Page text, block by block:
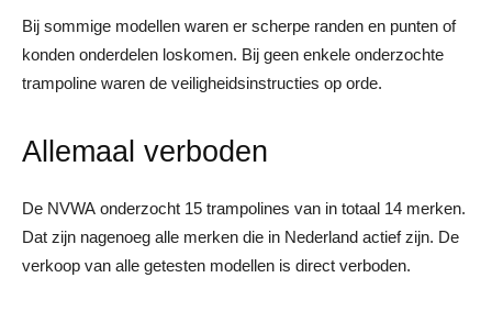
Bij sommige modellen waren er scherpe randen en punten of
konden onderdelen loskomen. Bij geen enkele onderzochte
trampoline waren de veiligheidsinstructies op orde.
Allemaal verboden
De NVWA onderzocht 15 trampolines van in totaal 14 merken.
Dat zijn nagenoeg alle merken die in Nederland actief zijn. De
verkoop van alle getesten modellen is direct verboden.